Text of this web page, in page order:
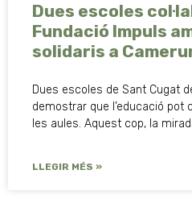
Dues escoles
Fundació Impuls
solidaris a
Dues escoles de Sant Cugat
demostrar que l’educació pot
les aules. Aquest cop, la
LLEGIR MÉS »